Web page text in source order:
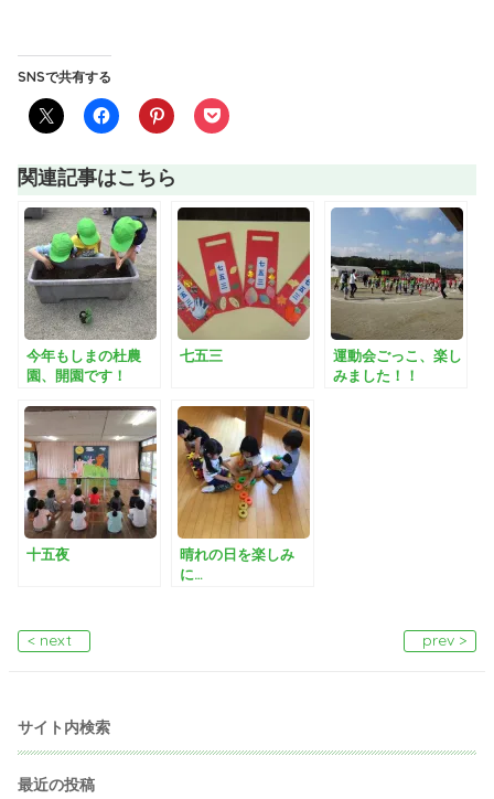
SNSで共有する
関連記事はこちら
今年もしまの杜農
園、開園です！
七五三
運動会ごっこ、楽し
みました！！
十五夜
晴れの日を楽しみ
に…
< next prev >
サイト内検索
最近の投稿